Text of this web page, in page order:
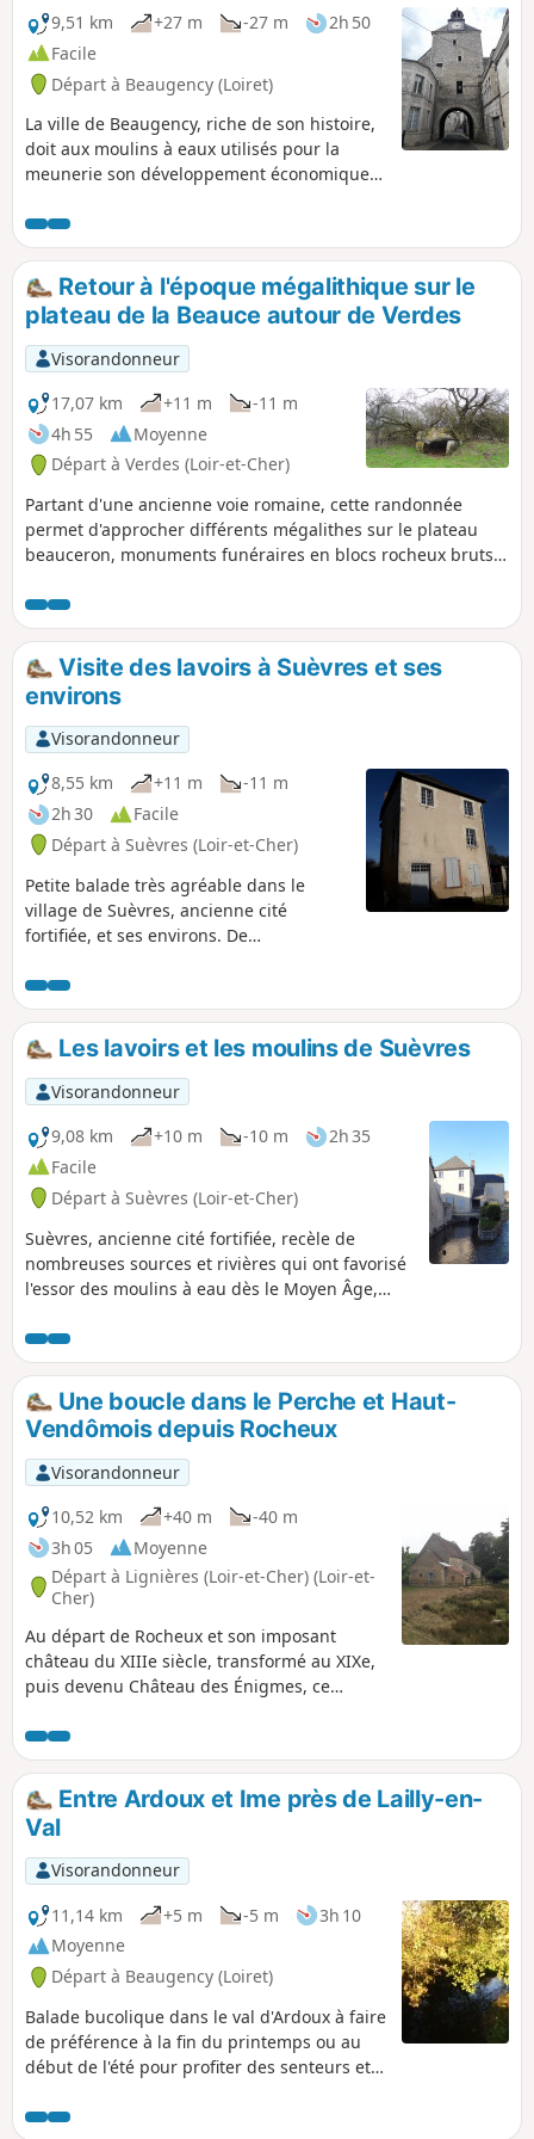
9,51 km +27 m -27 m
2h 50
Facile
Départ à Beaugency (Loiret)
La ville de Beaugency, riche de son histoire,
doit aux moulins à eaux utilisés pour la
meunerie son développement économique
cette promenade vous guidera entre
monuments historiques et paysages variés.
Retour à l'époque mégalithique sur le
plateau de la Beauce autour de Verdes
Visorandonneur
17,07 km
+11 m
-11 m
4h 55
Moyenne
Départ à Verdes (Loir-et-Cher)
Partant d'une ancienne voie romaine, cette randonnée
permet d'approcher différents mégalithes sur le plateau
beauceron, monuments funéraires en blocs rocheux bruts
À pratiquer plutôt au printemps ou au début de l'été
lorsque les taches de couleur des différentes cultures
émaillent la plaine.
Visite des lavoirs à Suèvres et ses
environs
Visorandonneur
8,55 km
+11 m
-11 m
2h 30
Facile
Départ à Suèvres (Loir-et-Cher)
Petite balade très agréable dans le
village de Suèvres, ancienne cité
fortifiée, et ses environs. De
favorisé la construction de moulins à
eau dès le Moyen Âge.
Les lavoirs et les moulins de Suèvres
Visorandonneur
9,08 km
+10 m -10 m
2h 35
Facile
Départ à Suèvres (Loir-et-Cher)
Suèvres, ancienne cité fortifiée, recèle de
nombreuses sources et rivières qui ont favorisé
l'essor des moulins à eau dès le Moyen Âge,
moulins, châteaux sont au rendez-vous dans
cette riche région du Val de Loire.
Une boucle dans le Perche et Haut-
Vendômois depuis Rocheux
Visorandonneur
10,52 km
+40 m
-40 m
3h 05
Moyenne
Départ à Lignières (Loir-et-Cher) (Loir-et-
Cher)
Au départ de Rocheux et son imposant
château du XIIIe siècle, transformé au XIXe,
puis devenu Château des Énigmes, ce
de jolis hameaux tout en découvrant des
vues panoramiques sur le Haut Vendômois.
Entre Ardoux et Ime près de Lailly-en-
Val
Visorandonneur
11,14 km
+5 m -5 m
3h 10
Moyenne
Départ à Beaugency (Loiret)
Balade bucolique dans le val d'Ardoux à faire
de préférence à la fin du printemps ou au
début de l'été pour profiter des senteurs et
fleurs jaunes du colza, blés d'or ... Le cours